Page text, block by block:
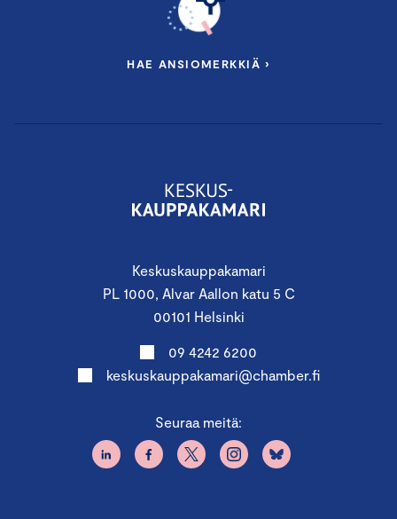
Keskuskauppakamari
PL 1000, Alvar Aallon katu 5 C
00101 Helsinki
09 4242 6200
keskuskauppakamari@chamber.fi
Seuraa meitä:
HAE ANSIOMERKKIÄ ›